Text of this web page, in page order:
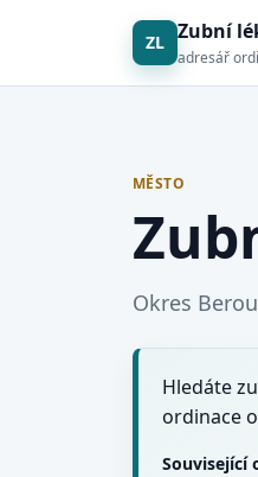
ZL Zubní
adresář
MĚSTO
Okres
Hledáte
ordinace
Související